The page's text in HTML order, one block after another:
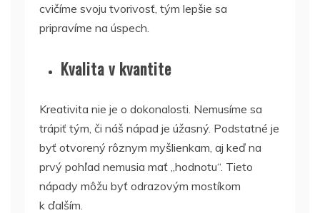
cvičíme svoju tvorivosť, tým lepšie sa
pripravíme na úspech.
Kvalita v kvantite
Kreativita nie je o dokonalosti. Nemusíme sa
trápiť tým, či náš nápad je úžasný. Podstatné je
byť otvorený rôznym myšlienkam, aj keď na
prvý pohľad nemusia mať „hodnotu“. Tieto
nápady môžu byť odrazovým mostíkom
k ďalším.